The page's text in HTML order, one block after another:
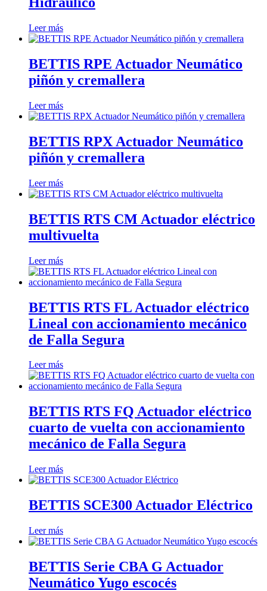
Leer más
BETTIS RPE Actuador Neumático
piñón y cremallera
Leer más
BETTIS RPX Actuador Neumático
piñón y cremallera
Leer más
BETTIS RTS CM Actuador eléctrico
multivuelta
Leer más
BETTIS RTS FL Actuador eléctrico
Lineal con accionamiento mecánico
de Falla Segura
Leer más
BETTIS RTS FQ Actuador eléctrico
cuarto de vuelta con accionamiento
mecánico de Falla Segura
Leer más
BETTIS SCE300 Actuador Eléctrico
Leer más
BETTIS Serie CBA G Actuador
Neumático Yugo escocés